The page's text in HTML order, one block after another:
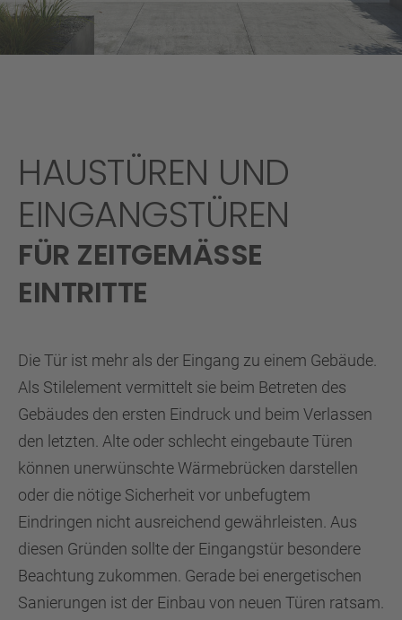
HAUSTÜREN UND
EINGANGSTÜREN
FÜR ZEITGEMÄSSE E
INTRITTE
Die Tür ist mehr als der Eingang zu einem Gebäude.
Als Stilelement vermittelt sie beim Betreten des
Gebäudes den ersten Eindruck und beim Verlassen
den letzten. Alte oder schlecht eingebaute Türen
können unerwünschte Wärmebrücken darstellen
oder die nötige Sicherheit vor unbefugtem
Eindringen nicht ausreichend gewährleisten. Aus
diesen Gründen sollte der Eingangstür besondere
Beachtung zukommen. Gerade bei energetischen
Sanierungen ist der Einbau von neuen Türen ratsam.